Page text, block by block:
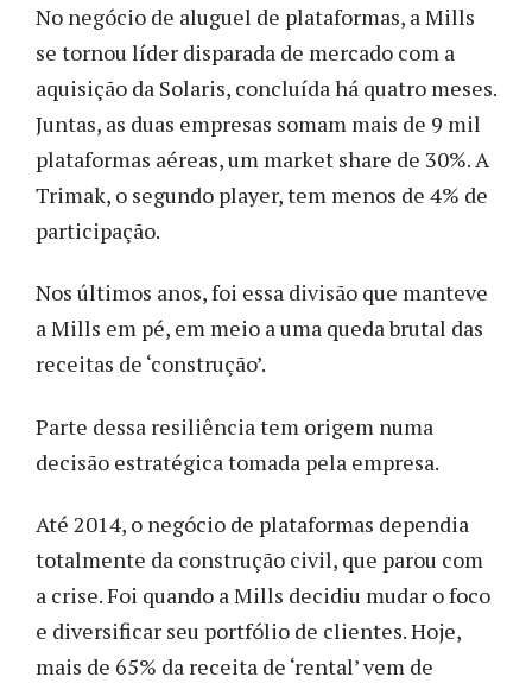
No negócio de aluguel de plataformas, a Mills
se tornou líder disparada de mercado com a
aquisição da Solaris, concluída há quatro meses.
Juntas, as duas empresas somam mais de 9 mil
plataformas aéreas, um market share de 30%. A
Trimak, o segundo player, tem menos de 4% de
participação.
Nos últimos anos, foi essa divisão que manteve
a Mills em pé, em meio a uma queda brutal das
receitas de ‘construção’.
Parte dessa resiliência tem origem numa
decisão estratégica tomada pela empresa.
Até 2014, o negócio de plataformas dependia
totalmente da construção civil, que parou com
a crise. Foi quando a Mills decidiu mudar o foco
e diversificar seu portfólio de clientes. Hoje,
mais de 65% da receita de ‘rental’ vem de